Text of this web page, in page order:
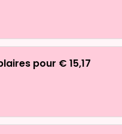
pour € 15,17